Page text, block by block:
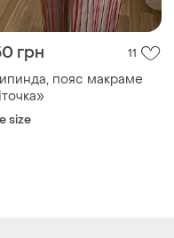
грн 11
пояс макраме
size